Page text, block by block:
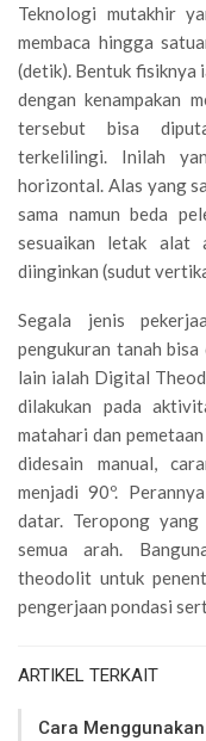
Teknologi mutakhir
membaca hingga
(detik). Bentuk fisiknya
dengan kenampakan
tersebut bisa
terkelilingi. Inilah
horizontal. Alas yang
sama namun beda
sesuaikan letak alat
diinginkan (sudut
Segala jenis
pengukuran tanah
lain ialah Digital
dilakukan pada
matahari dan
didesain manual,
menjadi 90º.
datar. Teropong yang
semua arah.
theodolit untuk
pengerjaan pondasi
ARTIKEL TERKAIT
Cara